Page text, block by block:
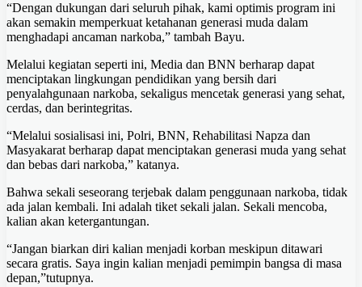
“Dengan dukungan dari seluruh pihak, kami optimis program ini
akan semakin memperkuat ketahanan generasi muda dalam
menghadapi ancaman narkoba,” tambah Bayu.
Melalui kegiatan seperti ini, Media dan BNN berharap dapat
menciptakan lingkungan pendidikan yang bersih dari
penyalahgunaan narkoba, sekaligus mencetak generasi yang sehat,
cerdas, dan berintegritas.
“Melalui sosialisasi ini, Polri, BNN, Rehabilitasi Napza dan
Masyakarat berharap dapat menciptakan generasi muda yang sehat
dan bebas dari narkoba,” katanya.
Bahwa sekali seseorang terjebak dalam penggunaan narkoba, tidak
ada jalan kembali. Ini adalah tiket sekali jalan. Sekali mencoba,
kalian akan ketergantungan.
“Jangan biarkan diri kalian menjadi korban meskipun ditawari
secara gratis. Saya ingin kalian menjadi pemimpin bangsa di masa
depan,”tutupnya.